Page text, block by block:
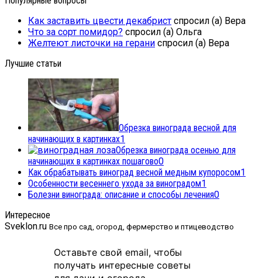
Как заставить цвести декабрист спросил (а) Вера
Что за сорт помидор? спросил (а) Ольга
Желтеют листочки на герани спросил (а) Вера
Лучшие статьи
Обрезка винограда весной для
начинающих в картинках1
Обрезка винограда осенью для
начинающих в картинках пошагово0
Как обрабатывать виноград весной медным купоросом1
Особенности весеннего ухода за виноградом1
Болезни винограда: описание и способы лечения0
Интересное
Sveklon.ru Все про сад, огород, фермерство и птицеводство
Оставьте свой email, чтобы
получать интересные советы